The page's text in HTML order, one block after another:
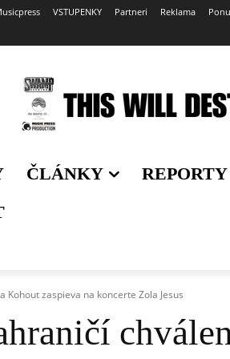
VSTUPENKY Partneri Reklama
ČLÁNKY REPORTY
zaspieva na koncerte Zola Jesus